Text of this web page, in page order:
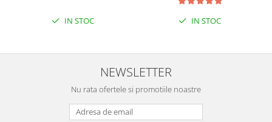
IN STOC IN STOC
NEWSLETTER
Nu rata ofertele si promotiile noastre